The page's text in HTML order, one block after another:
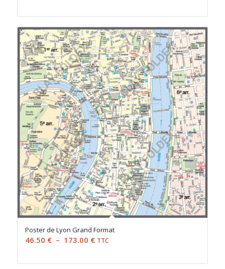
Poster de Lyon Grand Format
46.50 € – 173.00 €Plage
prix :
TTC